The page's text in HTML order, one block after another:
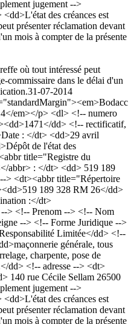
jugement -->
des créances est
présenter réclamation devant
mois à compter de la présente
où tout intéressé peut
commissaire dans le délai d'un
31-07-2014
em></p> <dl> <!-- numero
dd> <!-- rectificatif,
: </dt> <dd>29 avril
de l'état des
title="Registre du
abbr> : </dt> <dd> 519 189
> <dt><abbr title="Répertoire
189 328 RM 26</dd>
:</dt>
> <!-- Prenom --> <!-- Nom
--> <!-- Forme Juridique -->
Limitée</dd> <!--
générale, tous
charpente, pose de
dd> <!-- adresse --> <dt>
140 rue Cécile Sellam 26500
jugement -->
des créances est
présenter réclamation devant
mois à compter de la présente